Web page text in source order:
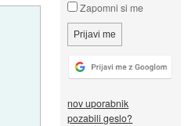
Zapomni si me
nov uporabnik
pozabili geslo?